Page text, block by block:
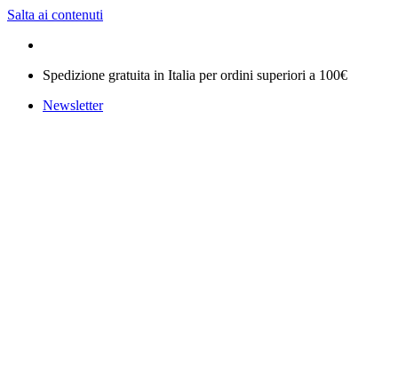
Salta ai contenuti
Spedizione gratuita in Italia per ordini superiori a 100€
Newsletter